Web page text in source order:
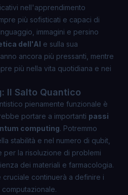
nell'apprendimento
più sofisticati e capaci di
immagini e persino
dell'AI e sulla sua
ancora più pressanti, mentre
più nella vita quotidiana e nei
Il Salto Quantico
pienamente funzionale è
portare a importanti passi
computing. Potremmo
stabilità e nel numero di qubit,
la risoluzione di problemi
dei materiali e farmacologia.
continuerà a definire i